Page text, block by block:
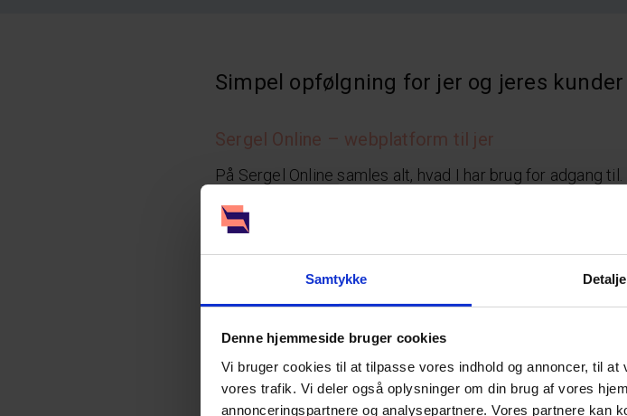
Samtykke
Denne hjemmeside bruger cookies
Vi bruger cookies til at tilpasse vores indhold og annoncer, til
vores trafik. Vi deler også oplysninger om din brug af vores
annonceringspartnere og analysepartnere. Vores partnere kan
Simpel opfølgning for jer og jeres kunder
Sergel Online – webplatform til jer
På Sergel Online samles alt, hvad I har brug for adgang
Sergel BI – Detaljerede rapporter
I har også adgang til Business intelligence (BI)-
bruge interaktive BI-dashboards.
Kundehjemmesiderne er brugervenlige og opdateres
filtreres og skifte mellem statistik på års-, måneds- og